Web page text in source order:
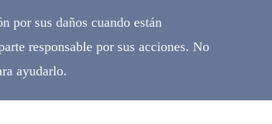
por sus daños cuando están
responsable por sus acciones. No
ayudarlo.